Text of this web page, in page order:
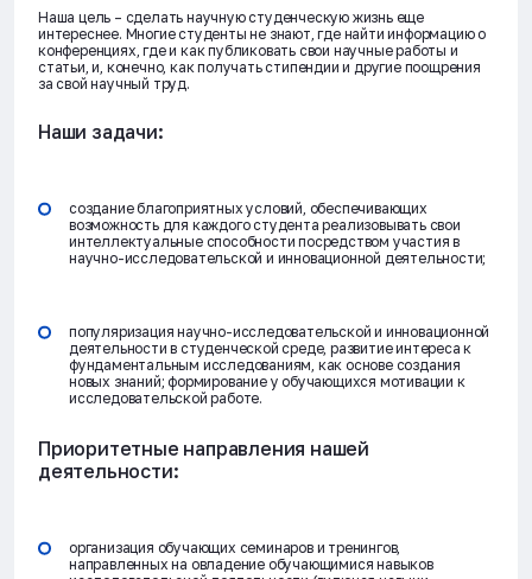
Наша цель – сделать научную студенческую жизнь еще
интереснее. Многие студенты не знают, где найти информацию о
конференциях, где и как публиковать свои научные работы и
статьи, и, конечно, как получать стипендии и другие поощрения
за свой научный труд.
Наши задачи:
создание благоприятных условий, обеспечивающих
возможность для каждого студента реализовывать свои
интеллектуальные способности посредством участия в
научно-исследовательской и инновационной деятельности;
популяризация научно-исследовательской и инновационной
деятельности в студенческой среде, развитие интереса к
фундаментальным исследованиям, как основе создания
новых знаний; формирование у обучающихся мотивации к
исследовательской работе.
Приоритетные направления нашей
деятельности:
организация обучающих семинаров и тренингов,
направленных на овладение обучающимися навыков